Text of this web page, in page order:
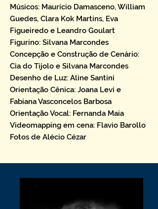
Músicos: Maurício Damasceno, William
Guedes, Clara Kok Martins, Eva
Figueiredo e Leandro Goulart
Figurino: Silvana Marcondes
Concepção e Construção de Cenário:
Cia do Tijolo e Silvana Marcondes
Desenho de Luz: Aline Santini
Orientação Cênica: Joana Levi e
Fabiana Vasconcelos Barbosa
Orientação Vocal: Fernanda Maia
Videomapping em cena: Flavio Barollo
Fotos de Alécio Cézar